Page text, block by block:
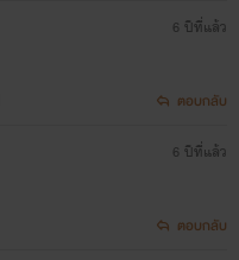
6 ปีที่แล้ว
ตอบกลับ
6 ปีที่แล้ว
ตอบกลับ